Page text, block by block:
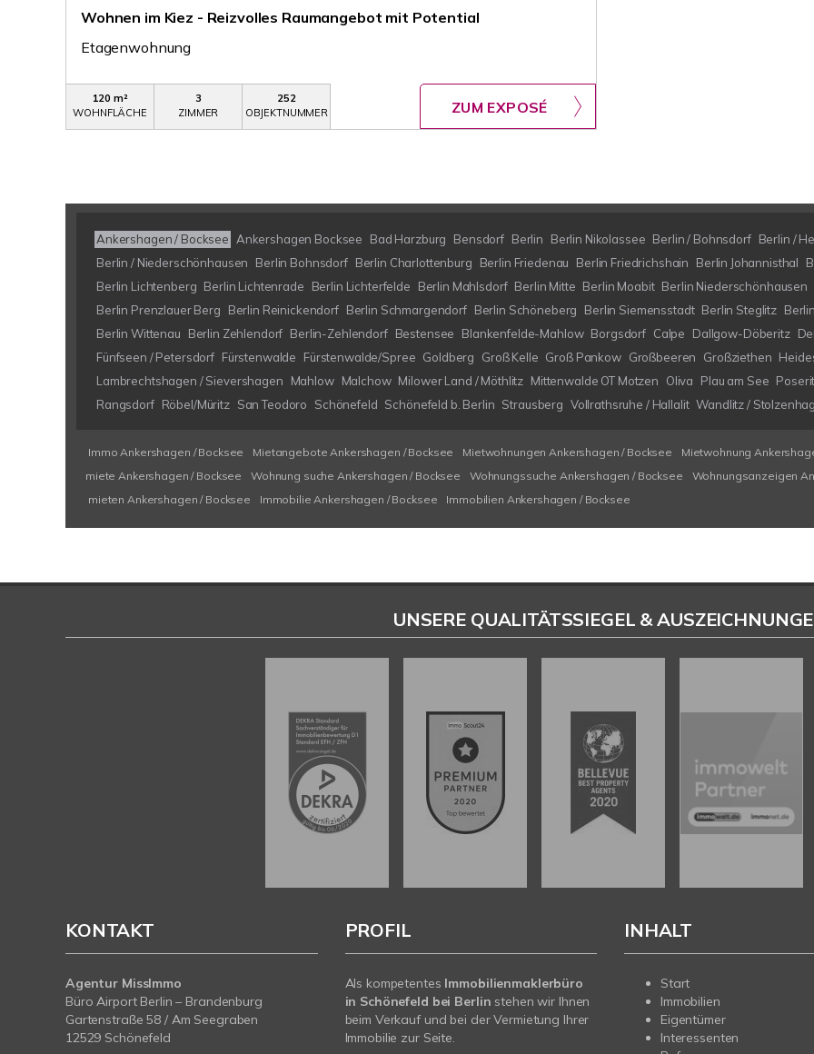
Wohnen im Kiez - Reizvolles Raumangebot mit Potential
Etagenwohnung
120 m²
WOHNFLÄCHE
3
ZIMMER
252
OBJEKTNUMMER
ZUM EXPOSÉ
Ankershagen / Bocksee Ankershagen Bocksee Bad Harzburg Bensdorf Berlin Berlin Nikolassee Berlin / Bohnsdorf Berlin /
Berlin / Niederschönhausen
Berlin Bohnsdorf Berlin Charlottenburg Berlin Friedenau Berlin Friedrichshain Berlin Johannisthal
Berlin Lichtenberg Berlin Lichtenrade Berlin Lichterfelde Berlin Mahlsdorf Berlin Mitte Berlin Moabit Berlin Niederschönhausen
Berlin Prenzlauer Berg
Berlin Reinickendorf Berlin Schmargendorf Berlin Schöneberg Berlin Siemensstadt Berlin Steglitz
Berlin Wittenau
Berlin Zehlendorf Berlin-Zehlendorf Bestensee Blankenfelde-Mahlow Borgsdorf Calpe Dallgow-Döberitz
Fünfseen / Petersdorf Fürstenwalde Fürstenwalde/Spree Goldberg Groß Kelle Groß Pankow Großbeeren Großziethen
Lambrechtshagen / Sievershagen
Mahlow Malchow Milower Land / Möthlitz Mittenwalde OT Motzen Oliva Plau am See
Rangsdorf Röbel/Müritz San Teodoro Schönefeld Schönefeld b. Berlin Strausberg Vollrathsruhe / Hallalit Wandlitz /
Immo Ankershagen / Bocksee Mietangebote Ankershagen / Bocksee Mietwohnungen Ankershagen / Bocksee Mietwohnung
miete Ankershagen / Bocksee
Wohnung suche Ankershagen / Bocksee Wohnungssuche Ankershagen / Bocksee Wohnungsanzeigen
mieten Ankershagen / Bocksee
Immobilie Ankershagen / Bocksee Immobilien Ankershagen / Bocksee
UNSERE QUALITÄTSSIEGEL &
KONTAKT
Agentur MissImmo
Büro Airport Berlin – Brandenburg
Gartenstraße 58 / Am Seegraben
12529 Schönefeld
PROFIL
Als kompetentes Immobilienmaklerbüro
in Schönefeld bei Berlin stehen wir Ihnen
beim Verkauf und bei der Vermietung Ihrer
Immobilie zur Seite.
INHALT
Start
Immobilien
Eigentümer
Interessenten